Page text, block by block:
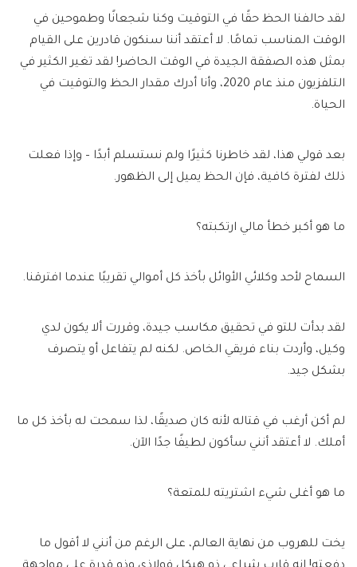
لقد حالفنا الحظ حقًا في التوقيت وكنا شجعانًا وطموحين في
الوقت المناسب تمامًا. لا أعتقد أننا سنكون قادرين على القيام
بمثل هذه الصفقة الجيدة في الوقت الحاضر! لقد تغير الكثير في
التلفزيون منذ عام 2020، وأنا أدرك مقدار الحظ والتوقيت في
الحياة.
بعد قولي هذا، لقد خاطرنا كثيرًا ولم نستسلم أبدًا – وإذا فعلت
ذلك لفترة كافية، فإن الحظ يميل إلى الظهور.
ما هو أكبر خطأ مالي ارتكبته؟
السماح لأحد وكلائي الأوائل بأخذ كل أموالي تقريبًا عندما افترقنا.
لقد بدأت للتو في تحقيق مكاسب جيدة، وقررت ألا يكون لدي
وكيل، وأردت بناء فريقي الخاص. لكنه لم يتفاعل أو يتصرف
بشكل جيد.
لم أكن أرغب في قتاله لأنه كان صديقًا، لذا سمحت له بأخذ كل ما
أملك. لا أعتقد أنني سأكون لطيفًا جدًا الآن.
ما هو أغلى شيء اشتريته للمتعة؟
يخت للهروب من نهاية العالم، على الرغم من أنني لا أقول ما